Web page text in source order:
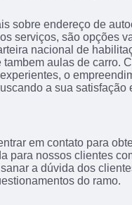
sobre endereço de
serviços, são opções
nacional de
tambem aulas de carro.
o
a sua satisfação
em contato para
para nossos clientes
a dúvida dos
do ramo.